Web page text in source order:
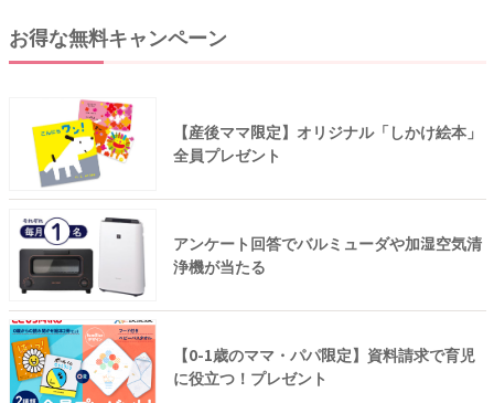
お得な無料キャンペーン
【産後ママ限定】オリジナル「しかけ絵本」
全員プレゼント
アンケート回答でバルミューダや加湿空気清
浄機が当たる
【0-1歳のママ・パパ限定】資料請求で育児
に役立つ！プレゼント